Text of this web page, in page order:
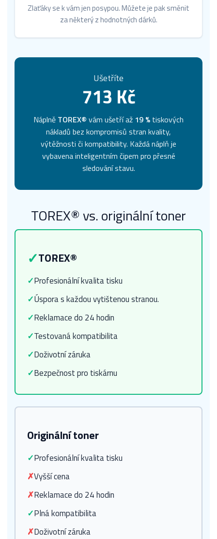
Zlaťáky se k vám jen posypou. Můžete je pak směnit
za některý z hodnotných dárků.
Ušetříte
713 Kč
Náplně TOREX® vám ušetří až 19 % tiskových
nákladů bez kompromisů stran kvality,
výtěžnosti či kompatibility. Každá náplň je
vybavena inteligentním čipem pro přesné
sledování stavu.
TOREX® vs. originální toner
✓TOREX®
✓Profesionální kvalita tisku
✓Úspora s každou vytištenou stranou.
✓Reklamace do 24 hodin
✓Testovaná kompatibilita
✓Doživotní záruka
✓Bezpečnost pro tiskárnu
Originální toner
✓Profesionální kvalita tisku
✗Vyšší cena
✗Reklamace do 24 hodin
✓Plná kompatibilita
✗Doživotní záruka